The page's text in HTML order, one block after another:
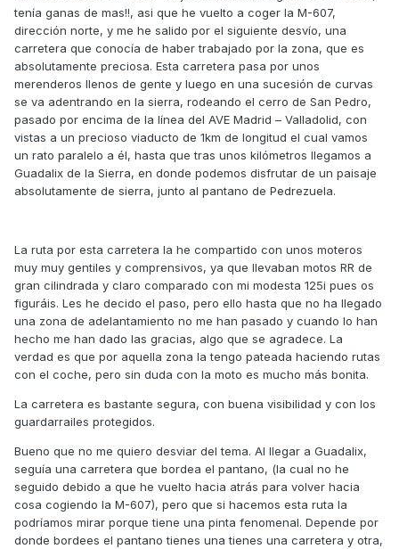
tenía ganas de mas!!, asi que he vuelto a coger la M-607,
dirección norte, y me he salido por el siguiente desvío, una
carretera que conocía de haber trabajado por la zona, que es
absolutamente preciosa. Esta carretera pasa por unos
merenderos llenos de gente y luego en una sucesión de curvas
se va adentrando en la sierra, rodeando el cerro de San Pedro,
pasado por encima de la línea del AVE Madrid – Valladolid, con
vistas a un precioso viaducto de 1km de longitud el cual vamos
un rato paralelo a él, hasta que tras unos kilómetros llegamos a
Guadalix de la Sierra, en donde podemos disfrutar de un paisaje
absolutamente de sierra, junto al pantano de Pedrezuela.
La ruta por esta carretera la he compartido con unos moteros
muy muy gentiles y comprensivos, ya que llevaban motos RR de
gran cilindrada y claro comparado con mi modesta 125i pues os
figuráis. Les he decido el paso, pero ello hasta que no ha llegado
una zona de adelantamiento no me han pasado y cuando lo han
hecho me han dado las gracias, algo que se agradece. La
verdad es que por aquella zona la tengo pateada haciendo rutas
con el coche, pero sin duda con la moto es mucho más bonita.
La carretera es bastante segura, con buena visibilidad y con los
guardarrailes protegidos.
Bueno que no me quiero desviar del tema. Al llegar a Guadalix,
seguía una carretera que bordea el pantano, (la cual no he
seguido debido a que he vuelto hacia atrás para volver hacia
cosa cogiendo la M-607), pero que si hacemos esta ruta la
podríamos mirar porque tiene una pinta fenomenal. Depende por
donde bordees el pantano tienes una tienes una carretera y otra,